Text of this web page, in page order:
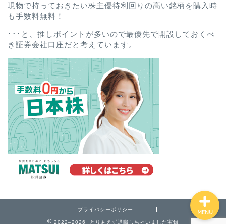
現物で持っておきたい株主優待利回りの高い銘柄を購入時
も手数料無料！
･･･と、推しポイントが多いので最優先で開設しておくべ
き証券会社口座だと考えています。
プライバシーポリシー
2022–2026 とりあえず退職しちゃいました実録
MENU
プロフィール
お問い合わせ
プライバシーポリシー